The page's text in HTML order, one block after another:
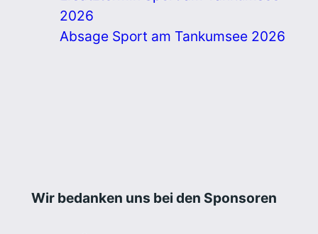
2026
Absage Sport am Tankumsee 2026
Wir bedanken uns bei den Sponsoren